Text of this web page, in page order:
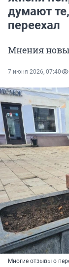
думают
переехал
Мнения
7 июня 2026, 07:40
Многие отзывы о